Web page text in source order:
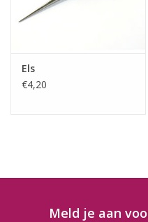
Els
€4,20
Meld je aan